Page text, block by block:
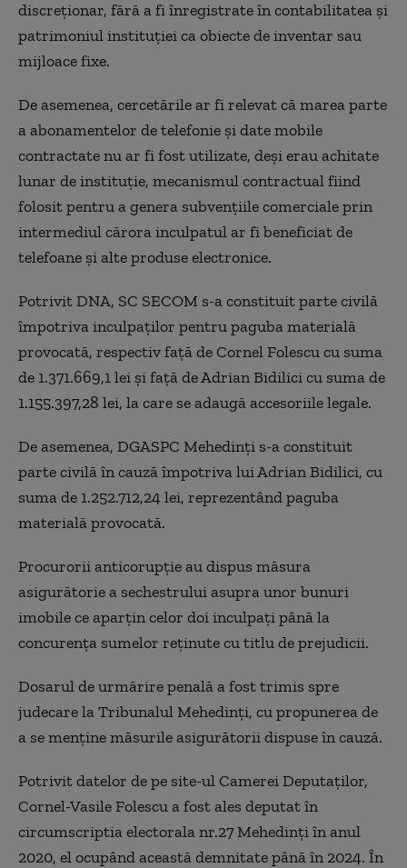
discreţionar, fără a fi înregistrate în contabilitatea şi
patrimoniul instituţiei ca obiecte de inventar sau
mijloace fixe.
De asemenea, cercetările ar fi relevat că marea parte
a abonamentelor de telefonie şi date mobile
contractate nu ar fi fost utilizate, deşi erau achitate
lunar de instituţie, mecanismul contractual fiind
folosit pentru a genera subvenţiile comerciale prin
intermediul cărora inculpatul ar fi beneficiat de
telefoane şi alte produse electronice.
Potrivit DNA, SC SECOM s-a constituit parte civilă
împotriva inculpaţilor pentru paguba materială
provocată, respectiv faţă de Cornel Folescu cu suma
de 1.371.669,1 lei şi faţă de Adrian Bidilici cu suma de
1.155.397,28 lei, la care se adaugă accesoriile legale.
De asemenea, DGASPC Mehedinţi s-a constituit
parte civilă în cauză împotriva lui Adrian Bidilici, cu
suma de 1.252.712,24 lei, reprezentând paguba
materială provocată.
Procurorii anticorupţie au dispus măsura
asigurătorie a sechestrului asupra unor bunuri
imobile ce aparţin celor doi inculpaţi până la
concurenţa sumelor reţinute cu titlu de prejudicii.
Dosarul de urmărire penală a fost trimis spre
judecare la Tribunalul Mehedinţi, cu propunerea de
a se menţine măsurile asigurătorii dispuse în cauză.
Potrivit datelor de pe site-ul Camerei Deputaţilor,
Cornel-Vasile Folescu a fost ales deputat în
circumscriptia electorala nr.27 Mehedinţi în anul
2020, el ocupând această demnitate până în 2024. În